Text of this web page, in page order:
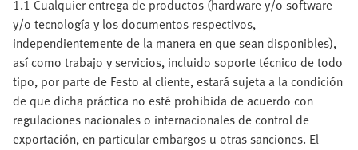
1.1 Cualquier entrega de productos (hardware y/o software
y/o tecnología y los documentos respectivos,
independientemente de la manera en que sean disponibles),
así como trabajo y servicios, incluido soporte técnico de todo
tipo, por parte de Festo al cliente, estará sujeta a la condición
de que dicha práctica no esté prohibida de acuerdo con
regulaciones nacionales o internacionales de control de
exportación, en particular embargos u otras sanciones. El